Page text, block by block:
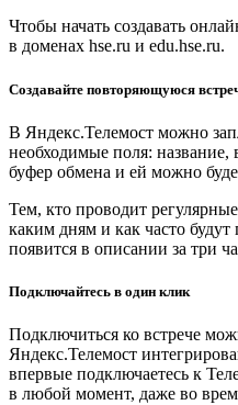
Чтобы начать создавать
в доменах hse.ru и edu.hse.ru.
Создавайте повторяющуюся
В Яндекс.Телемост можно
необходимые поля: название,
буфер обмена и ей можно
Тем, кто проводит
каким дням и как часто
появится в описании за три
Подключайтесь в один клик
Подключиться ко встрече
Яндекс.Телемост
впервые подключаетесь к
в любой момент, даже во